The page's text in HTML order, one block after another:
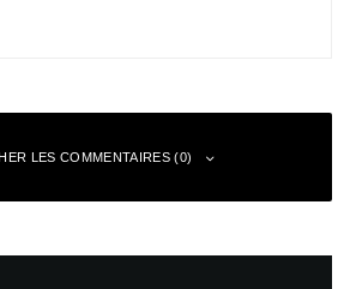
LES COMMENTAIRES (0)